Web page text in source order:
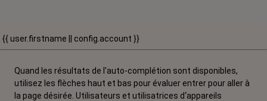
{{ user.firstname || config.account }}
Quand les résultats de l'auto-complétion sont disponibles,
utilisez les flèches haut et bas pour évaluer entrer pour aller à
la page désirée. Utilisateurs et utilisatrices d‘appareils